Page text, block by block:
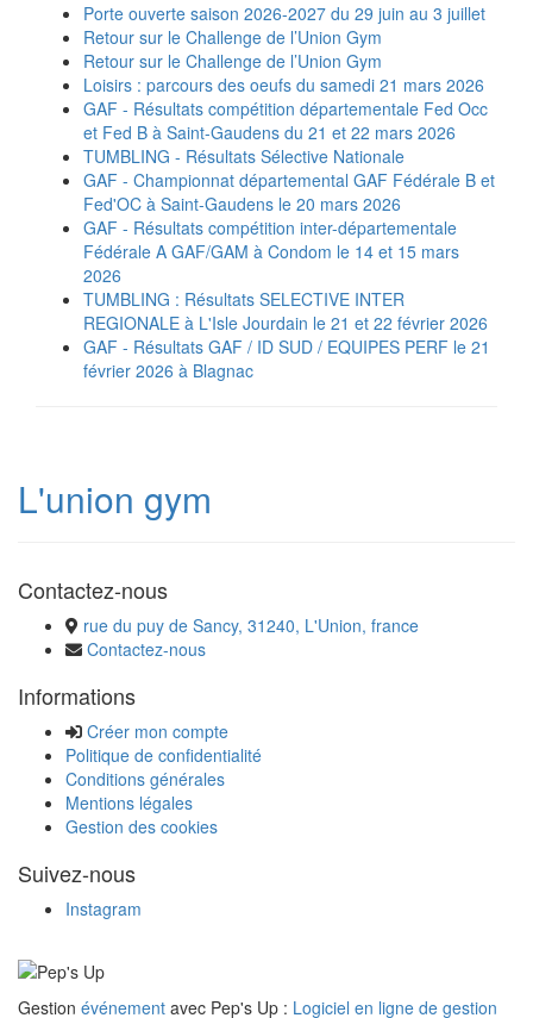
Porte ouverte saison 2026-2027 du 29 juin au 3 juillet
Retour sur le Challenge de l’Union Gym
Retour sur le Challenge de l’Union Gym
Loisirs : parcours des oeufs du samedi 21 mars 2026
GAF - Résultats compétition départementale Fed Occ
et Fed B à Saint-Gaudens du 21 et 22 mars 2026
TUMBLING - Résultats Sélective Nationale
GAF - Championnat départemental GAF Fédérale B et
Fed'OC à Saint-Gaudens le 20 mars 2026
GAF - Résultats compétition inter-départementale
Fédérale A GAF/GAM à Condom le 14 et 15 mars
2026
TUMBLING : Résultats SELECTIVE INTER
REGIONALE à L'Isle Jourdain le 21 et 22 février 2026
GAF - Résultats GAF / ID SUD / EQUIPES PERF le 21
février 2026 à Blagnac
L'union gym
Contactez-nous
rue du puy de Sancy, 31240, L'Union, france
Contactez-nous
Informations
Créer mon compte
Politique de confidentialité
Conditions générales
Mentions légales
Gestion des cookies
Suivez-nous
Instagram
Gestion événement avec Pep's Up : Logiciel en ligne de gestion